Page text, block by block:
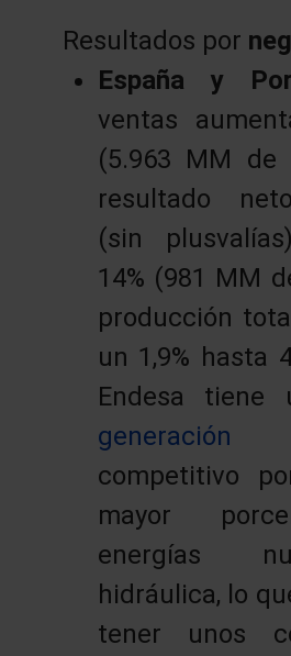
Resultados por
España y
ventas
(5.963 MM de
resultado
(sin
14% (981 MM
producción
un 1,9% hasta
Endesa tiene
generación
competitivo
mayor
energías
hidráulica, lo
tener unos